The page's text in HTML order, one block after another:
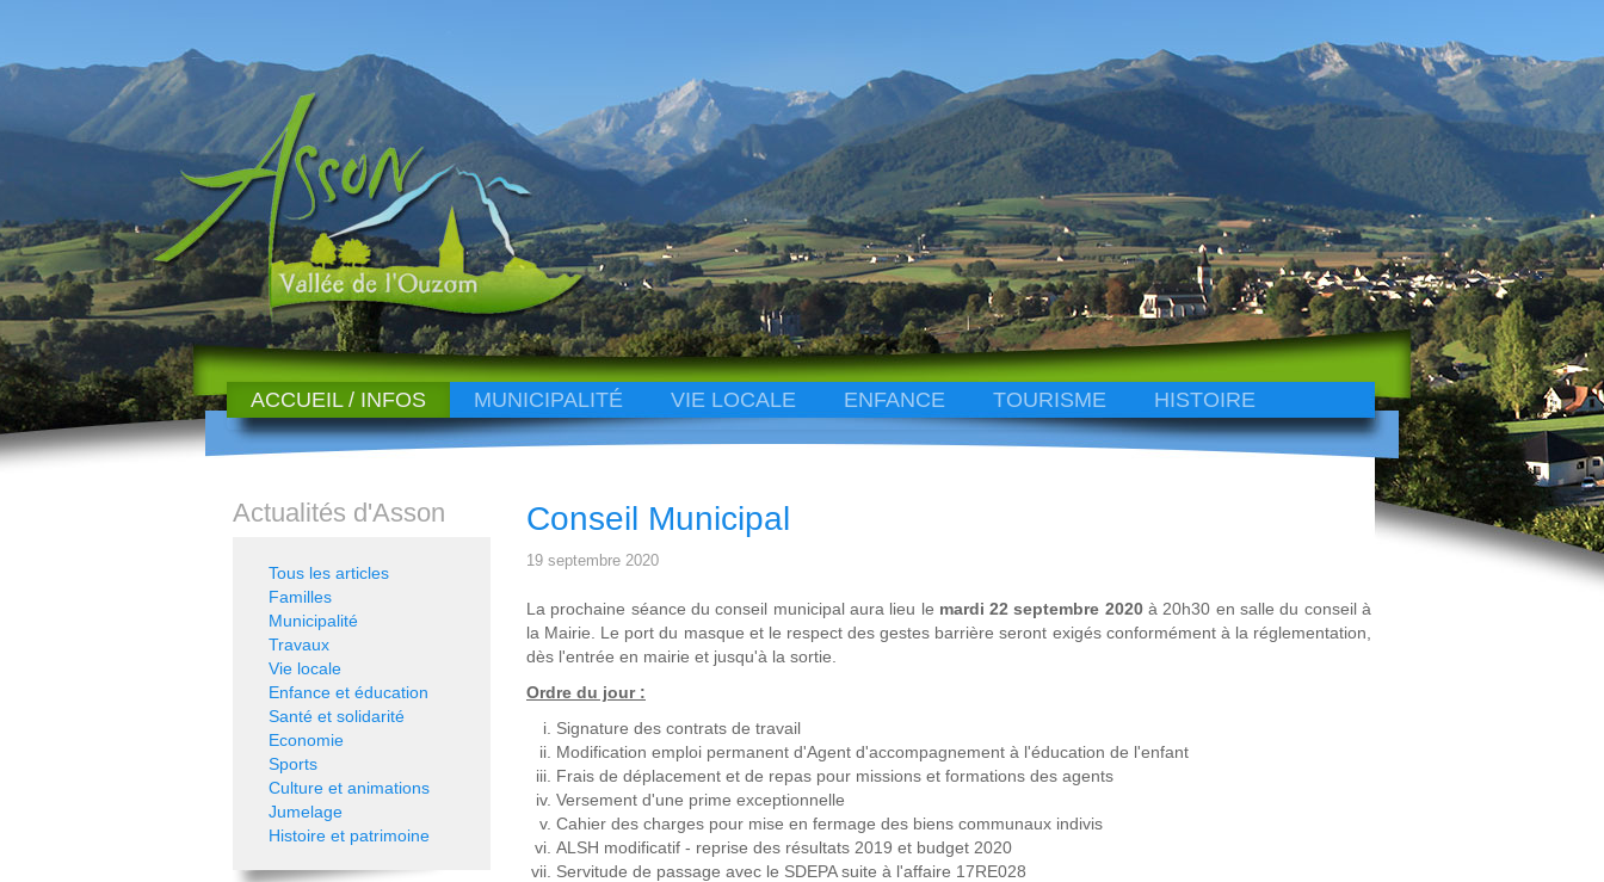
ACCUEIL / INFOS MUNICIPALITÉ VIE LOCALE ENFANCE TOURISME HISTOIRE
Conseil Municipal
19 septembre 2020
La prochaine séance du conseil municipal aura lieu le mardi 22 septembre 2020à 20h30 en salle du conseil à
la Mairie. Le port du masque et le respect des gestes barrière seront exigés conformément à la réglementation,
dès l'entrée en mairie et jusqu'à la sortie.
Ordre du jour :
Signature des contrats de travail
Modification emploi permanent d'Agent d'accompagnement à l'éducation de l'enfant
Frais de déplacement et de repas pour missions et formations des agents
Versement d'une prime exceptionnelle
Cahier des charges pour mise en fermage des biens communaux indivis
ALSH modificatif - reprise des résultats 2019 et budget 2020
Servitude de passage avec le SDEPA suite à l'affaire 17RE028
Actualités d'Asson
Tous les articles
Familles
Municipalité
Travaux
Vie locale
Enfance et éducation
Santé et solidarité
Economie
Sports
Culture et animations
Jumelage
Histoire et patrimoine